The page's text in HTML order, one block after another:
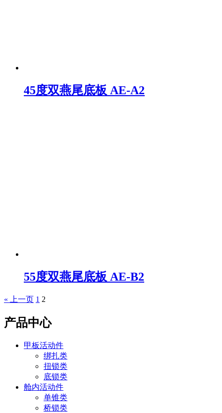
45度双燕尾底板 AE-A2
55度双燕尾底板 AE-B2
« 上一页 1 2
产品中心
甲板活动件
绑扎类
扭锁类
底锁类
舱内活动件
单锥类
桥锁类